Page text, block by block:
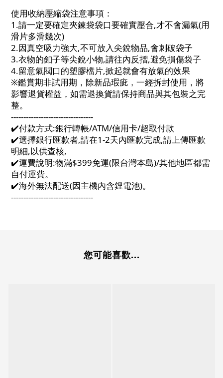
使用收納壓縮袋注意事項：
1.請一定要確定夾鍊袋袋口要確實壓合,才不會漏氣(用
滑片多滑幾次)
2.因真空吸力強大,不可放入尖銳物品,會刺破袋子
3.衣物的釦子等尖銳小物,請往內反摺,避免損傷袋子
4.留意氣閥口的塑膠檔片,掀起就會有放氣的效果
※鑑賞期非試用期，除新品瑕疵，一經拆封使用，將
影響退貨權益，如需退換貨請保持商品與其包裝之完
整。
---------------------------------
✔️付款方式:銀行轉帳/ATM/信用卡/超取付款
✔️選擇銀行匯款者,請在1-2天內匯款完成,請上傳匯款
明細,以供查核,
✔️運費說明:物滿$399免運(限台灣本島)/其他地區都需
自付運費。
✔️海外無法配送(因主機內含鋰電池)。
---------------------------------
您可能喜歡...